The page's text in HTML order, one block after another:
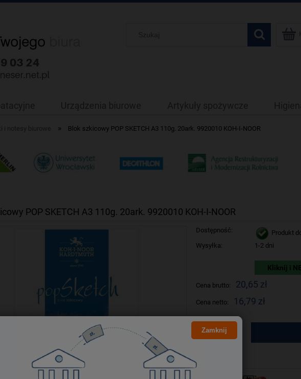
Urządzenia biurowe Artykuły spożywcze
i notesy biurowe » Blok szkicowy POP SKETCH A3 110g. 20ark. 9920010 KOH-I-NOOR
POP SKETCH A3 110g. 20ark. 9920010 KOH-I-NOOR
Dostępność:
Produkt
Wysyłka:
1-2 dni
Kliknij i
Cena brutto: 20,65 zł
Cena netto: 16,79 zł
szt.
Zamknij